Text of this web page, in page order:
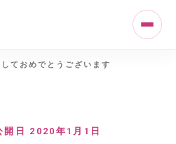
ておめでとうございます
日 2020年1月1日